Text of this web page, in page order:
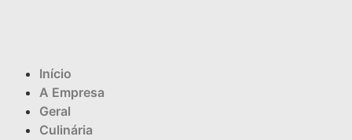
Início
A Empresa
Geral
Culinária